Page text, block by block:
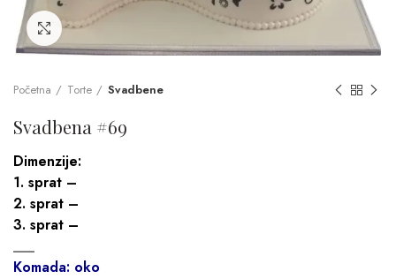
Click to enlarge
Početna Torte Svadbene
Svadbena #69
Dimenzije:
1. sprat –
2. sprat –
3. sprat –
___
Komada: oko